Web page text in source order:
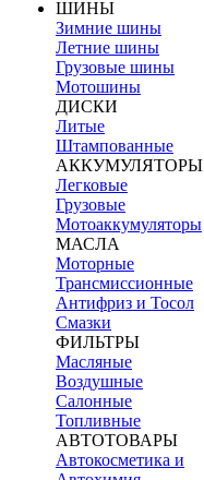
ШИНЫ
Зимние шины
Летние шины
Грузовые шины
Мотошины
ДИСКИ
Литые
Штампованные
АККУМУЛЯТОРЫ
Легковые
Грузовые
Мотоаккумуляторы
МАСЛА
Моторные
Трансмиссионные
Антифриз и Тосол
Смазки
ФИЛЬТРЫ
Масляные
Воздушные
Салонные
Топливные
АВТОТОВАРЫ
Автокосметика и